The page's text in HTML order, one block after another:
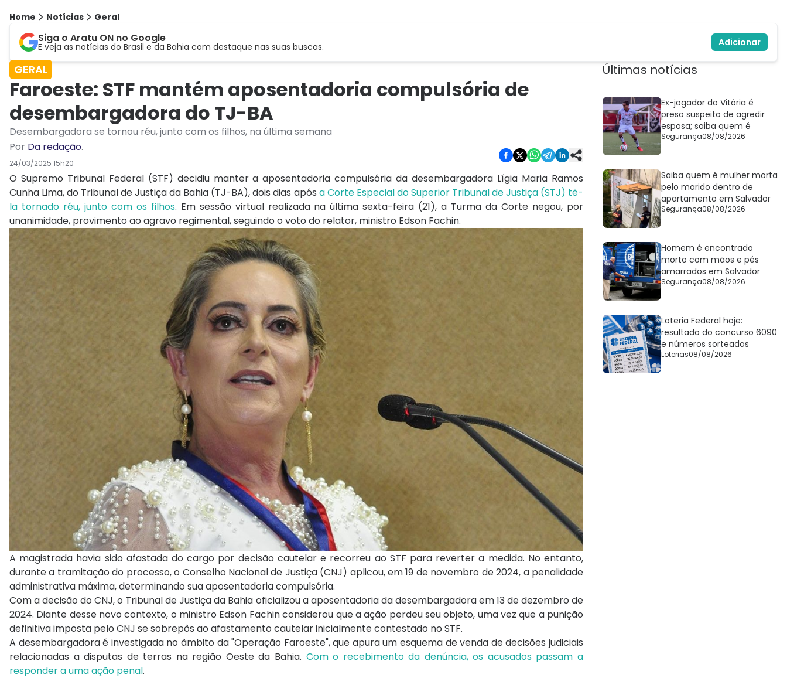
Home Notícias Geral
Siga o Aratu ON no Google
E veja as notícias do Brasil e da Bahia com destaque nas suas buscas. Adicionar
GERAL
Faroeste: STF mantém aposentadoria compulsória de
desembargadora do TJ-BA
Desembargadora se tornou réu, junto com os filhos, na última semana
Por Da redação.
24/03/2025 15h20
O Supremo Tribunal Federal (STF) decidiu manter a aposentadoria compulsória da desembargadora Lígia Maria Ramos
Cunha Lima, do Tribunal de Justiça da Bahia (TJ-BA), dois dias após a Corte Especial do Superior Tribunal de Justiça (STJ) tê-
la tornado réu, junto com os filhos. Em sessão virtual realizada na última sexta-feira (21), a Turma da Corte negou, por
unanimidade, provimento ao agravo regimental, seguindo o voto do relator, ministro Edson Fachin.
A magistrada havia sido afastada do cargo por decisão cautelar e recorreu ao STF para reverter a medida. No entanto,
durante a tramitação do processo, o Conselho Nacional de Justiça (CNJ) aplicou, em 19 de novembro de 2024, a penalidade
administrativa máxima, determinando sua aposentadoria compulsória.
Com a decisão do CNJ, o Tribunal de Justiça da Bahia oficializou a aposentadoria da desembargadora em 13 de dezembro de
2024. Diante desse novo contexto, o ministro Edson Fachin considerou que a ação perdeu seu objeto, uma vez que a punição
definitiva imposta pelo CNJ se sobrepôs ao afastamento cautelar inicialmente contestado no STF.
A desembargadora é investigada no âmbito da "Operação Faroeste", que apura um esquema de venda de decisões judiciais
relacionadas a disputas de terras na região Oeste da Bahia. Com o recebimento da denúncia, os acusados passam a
responder a uma ação penal.
Últimas notícias
Ex-jogador do Vitória é
preso suspeito de agredir
esposa; saiba quem é
Segurança08/08/2026
Saiba quem é mulher morta
pelo marido dentro de
apartamento em Salvador
Segurança08/08/2026
Homem é encontrado
morto com mãos e pés
amarrados em Salvador
Segurança08/08/2026
Loteria Federal hoje:
resultado do concurso 6090
e números sorteados
Loterias08/08/2026